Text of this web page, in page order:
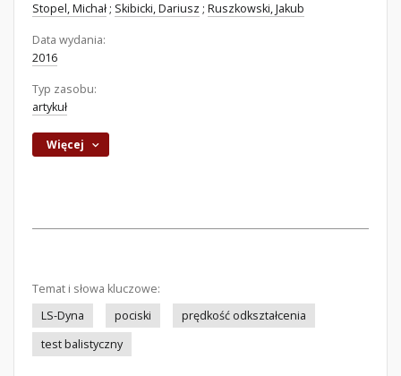
Stopel, Michał ; Skibicki, Dariusz ; Ruszkowski, Jakub
Data wydania:
2016
Typ zasobu:
artykuł
Więcej
Temat i słowa kluczowe:
LS-Dyna
pociski
prędkość odkształcenia
test balistyczny